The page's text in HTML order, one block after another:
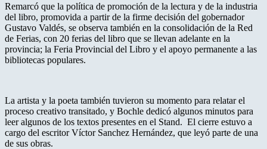
Remarcó que la política de promoción de la lectura y de la industria
del libro, promovida a partir de la firme decisión del gobernador
Gustavo Valdés, se observa también en la consolidación de la Red
de Ferias, con 20 ferias del libro que se llevan adelante en la
provincia; la Feria Provincial del Libro y el apoyo permanente a las
bibliotecas populares.
La artista y la poeta también tuvieron su momento para relatar el
proceso creativo transitado, y Bochle dedicó algunos minutos para
leer algunos de los textos presentes en el Stand. El cierre estuvo a
cargo del escritor Víctor Sanchez Hernández, que leyó parte de una
de sus obras.